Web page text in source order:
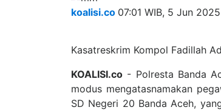
koalisi.co 07:01 WIB, 5 Jun 2025
Kasatreskrim Kompol Fadillah
KOALISI.co - Polresta Banda
modus mengatasnamakan
SD Negeri 20 Banda Aceh,